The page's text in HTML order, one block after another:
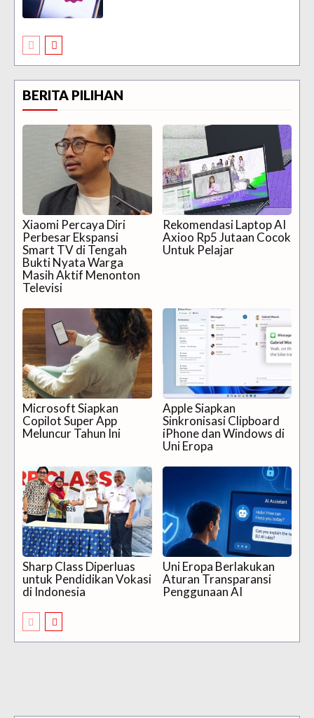
BERITA PILIHAN
Xiaomi Percaya Diri
Perbesar Ekspansi
Smart TV di Tengah
Bukti Nyata Warga
Masih Aktif Menonton
Televisi
Rekomendasi Laptop AI
Axioo Rp5 Jutaan Cocok
Untuk Pelajar
Microsoft Siapkan
Copilot Super App
Meluncur Tahun Ini
Apple Siapkan
Sinkronisasi Clipboard
iPhone dan Windows di
Uni Eropa
Sharp Class Diperluas
untuk Pendidikan Vokasi
di Indonesia
Uni Eropa Berlakukan
Aturan Transparansi
Penggunaan AI